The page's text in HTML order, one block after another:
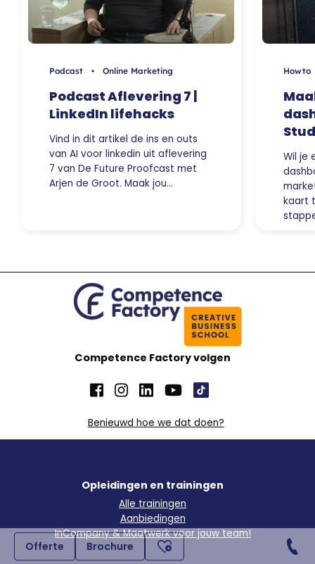
Offerte Brochure
Podcast • Online Marketing
Podcast Aflevering 7 |
LinkedIn lifehacks
Vind in dit artikel de ins en outs
van AI voor linkedin uit aflevering
7 van De Future Proofcast met
Arjen de Groot. Maak jou…
Wil je
kaart
Competence Factory volgen
Benieuwd hoe we dat doen?
Opleidingen en trainingen
Alle trainingen
Aanbiedingen
InCompany & Maatwerk voor jouw team!